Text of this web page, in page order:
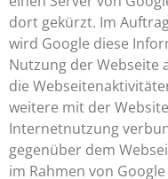
dort gekürzt. Im
wird Google diese
Nutzung der Webseite
die
weitere mit der
Internetnutzung
gegenüber dem
im Rahmen von